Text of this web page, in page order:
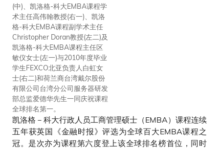
(中)、凯洛格-科大EMBA课程学
术主任高伟翰教授(右一)、凯洛
格-科大EMBA课程副学术主任
Christopher Doran教授(左二)及
凯洛格-科大EMBA课程主任区
敏仪女士(左一)与2010年度毕业
学生FEXCO北亚负责人白虹女
士(右二)和荷兰商台湾戴尔股份
有限公司台湾分公司服务器研发
部总监爱德华先生一同庆祝课程
全球排名第一。
凯洛格－科大行政人员工商管理硕士（EMBA）课程连续
五年获英国《金融时报》评选为全球百大EMBA课程之
冠。是次亦为课程第六度登上该全球排名榜首位，同时